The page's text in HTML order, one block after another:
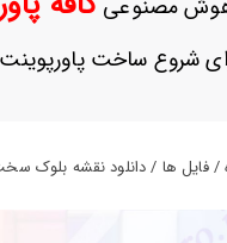
شروع ساخت
ها / دانلود نقشه بلوک سخت